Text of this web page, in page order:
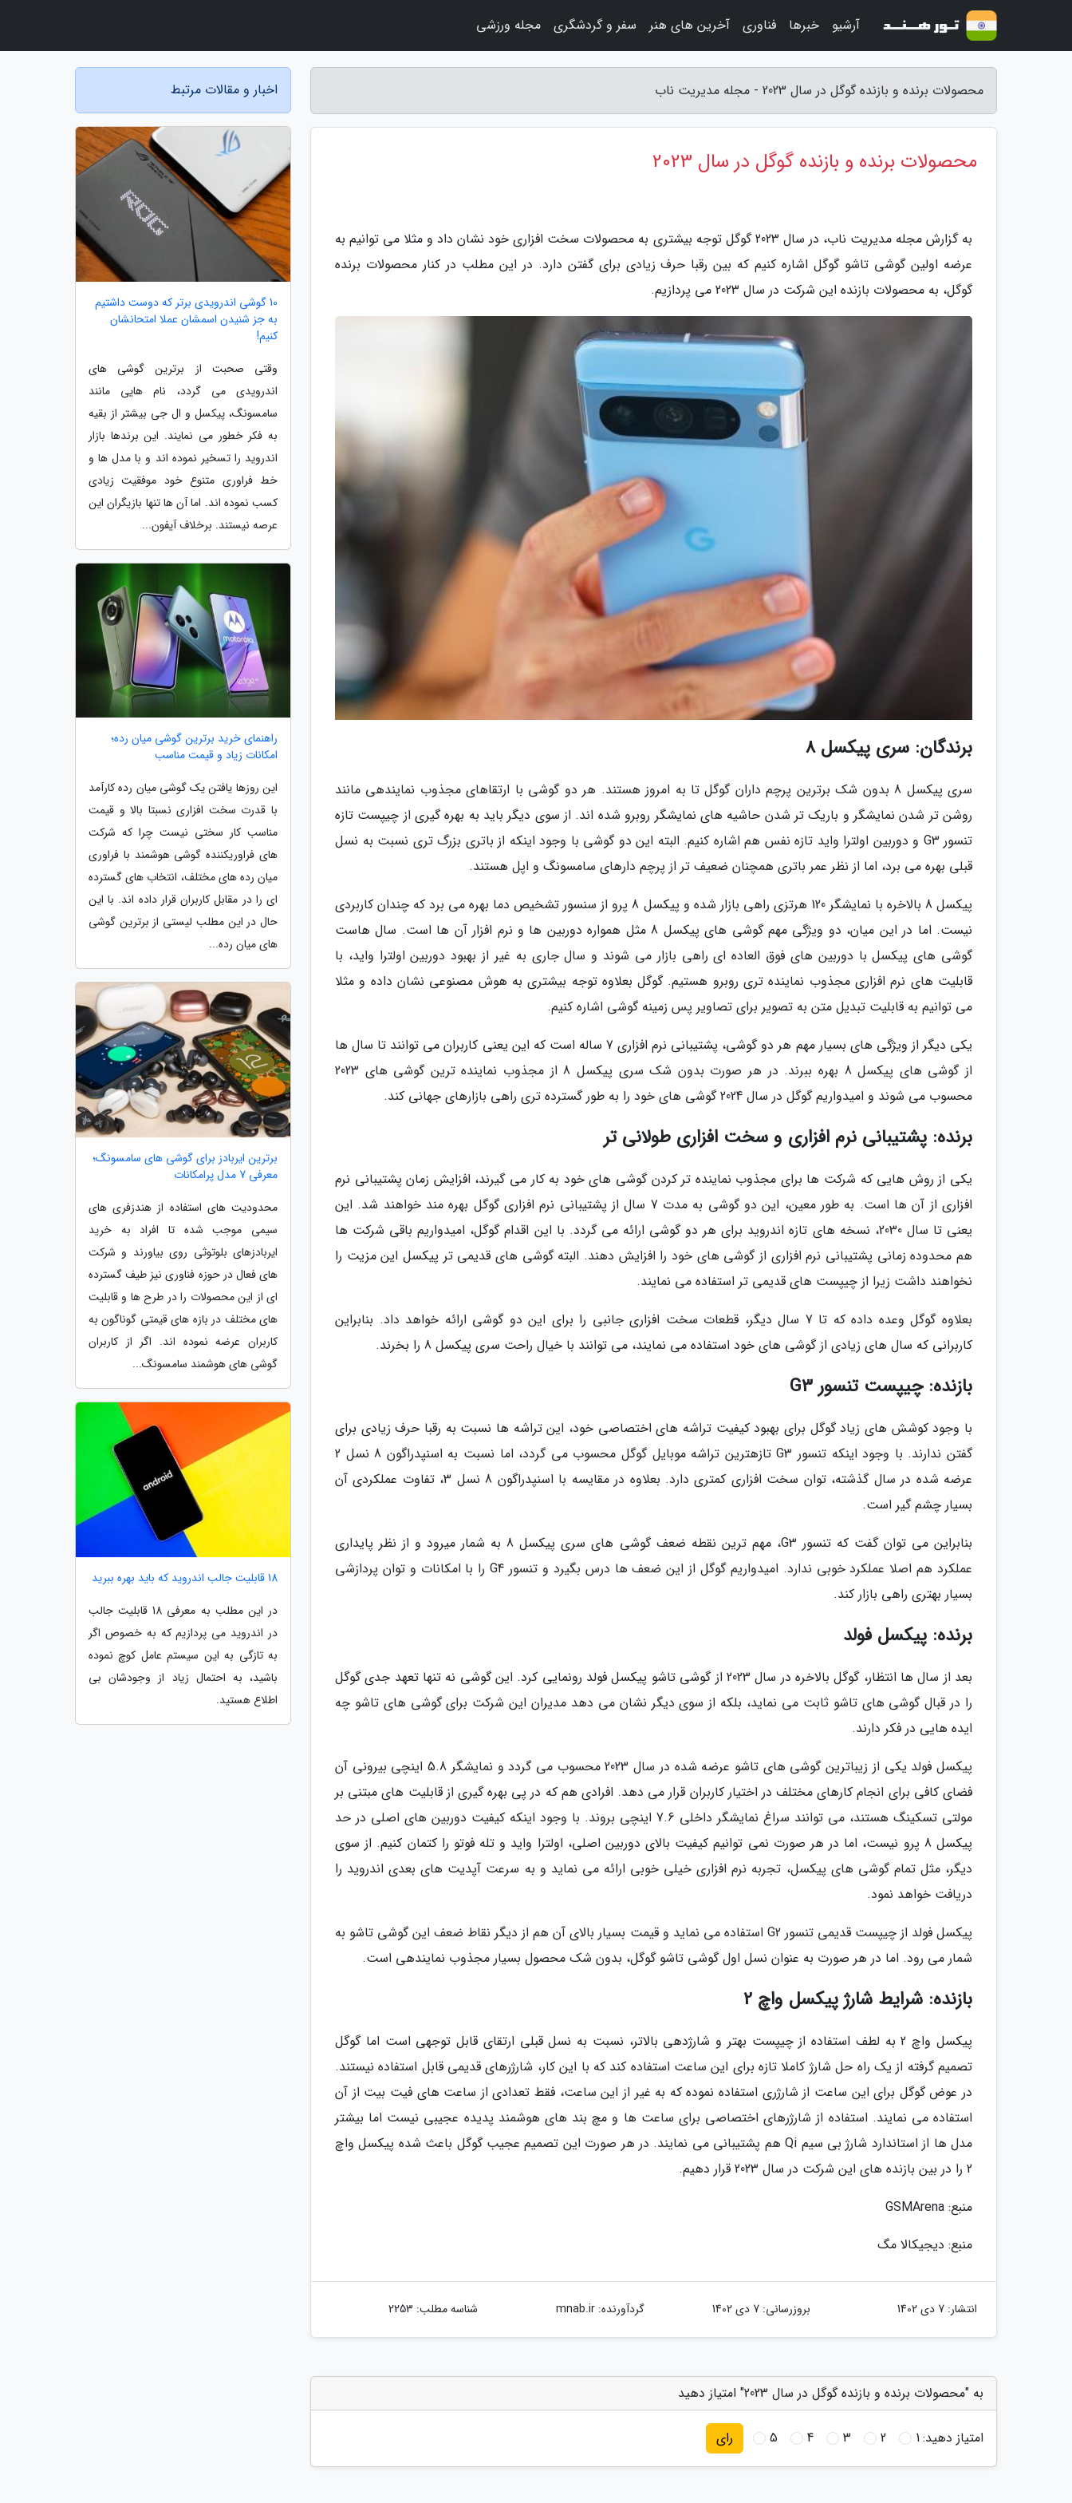
محصولات برنده و بازنده گوگل در سال 2023 - مجله مدیریت ناب
محصولات برنده و بازنده گوگل در سال 2023
به گزارش مجله مدیریت ناب، در سال 2023 گوگل توجه بیشتری به محصولات سخت افزاری خود نشان داد و مثلا می توانیم به
عرضه اولین گوشی تاشو گوگل اشاره کنیم که بین رقبا حرف زیادی برای گفتن دارد. در این مطلب در کنار محصولات برنده
گوگل، به محصولات بازنده این شرکت در سال 2023 می پردازیم.
برندگان: سری پیکسل 8
سری پیکسل 8 بدون شک برترین پرچم داران گوگل تا به امروز هستند. هر دو گوشی با ارتقاهای مجذوب نمایندهی مانند
روشن تر شدن نمایشگر و باریک تر شدن حاشیه های نمایشگر روبرو شده اند. از سوی دیگر باید به بهره گیری از چیپست تازه
تنسور G3 و دوربین اولترا واید تازه نفس هم اشاره کنیم. البته این دو گوشی با وجود اینکه از باتری بزرگ تری نسبت به نسل
قبلی بهره می برد، اما از نظر عمر باتری همچنان ضعیف تر از پرچم دارهای سامسونگ و اپل هستند.
پیکسل 8 بالاخره با نمایشگر 120 هرتزی راهی بازار شده و پیکسل 8 پرو از سنسور تشخیص دما بهره می برد که چندان کاربردی
نیست. اما در این میان، دو ویژگی مهم گوشی های پیکسل 8 مثل همواره دوربین ها و نرم افزار آن ها است. سال هاست
گوشی های پیکسل با دوربین های فوق العاده ای راهی بازار می شوند و سال جاری به غیر از بهبود دوربین اولترا واید، با
قابلیت های نرم افزاری مجذوب نماینده تری روبرو هستیم. گوگل بعلاوه توجه بیشتری به هوش مصنوعی نشان داده و مثلا
می توانیم به قابلیت تبدیل متن به تصویر برای تصاویر پس زمینه گوشی اشاره کنیم.
یکی دیگر از ویژگی های بسیار مهم هر دو گوشی، پشتیبانی نرم افزاری 7 ساله است که این یعنی کاربران می توانند تا سال ها
از گوشی های پیکسل 8 بهره ببرند. در هر صورت بدون شک سری پیکسل 8 از مجذوب نماینده ترین گوشی های 2023
محسوب می شوند و امیدواریم گوگل در سال 2024 گوشی های خود را به طور گسترده تری راهی بازارهای جهانی کند.
برنده: پشتیبانی نرم افزاری و سخت افزاری طولانی تر
یکی از روش هایی که شرکت ها برای مجذوب نماینده تر کردن گوشی های خود به کار می گیرند، افزایش زمان پشتیبانی نرم
افزاری از آن ها است. به طور معین، این دو گوشی به مدت 7 سال از پشتیبانی نرم افزاری گوگل بهره مند خواهند شد. این
یعنی تا سال 2030، نسخه های تازه اندروید برای هر دو گوشی ارائه می گردد. با این اقدام گوگل، امیدواریم باقی شرکت ها
هم محدوده زمانی پشتیبانی نرم افزاری از گوشی های خود را افزایش دهند. البته گوشی های قدیمی تر پیکسل این مزیت را
نخواهند داشت زیرا از چیپست های قدیمی تر استفاده می نمایند.
بعلاوه گوگل وعده داده که تا 7 سال دیگر، قطعات سخت افزاری جانبی را برای این دو گوشی ارائه خواهد داد. بنابراین
کاربرانی که سال های زیادی از گوشی های خود استفاده می نمایند، می توانند با خیال راحت سری پیکسل 8 را بخرند.
بازنده: چیپست تنسور G3
با وجود کوشش های زیاد گوگل برای بهبود کیفیت تراشه های اختصاصی خود، این تراشه ها نسبت به رقبا حرف زیادی برای
گفتن ندارند. با وجود اینکه تنسور G3 تازهترین تراشه موبایل گوگل محسوب می گردد، اما نسبت به اسنپدراگون 8 نسل 2
عرضه شده در سال گذشته، توان سخت افزاری کمتری دارد. بعلاوه در مقایسه با اسنپدراگون 8 نسل 3، تفاوت عملکردی آن
بسیار چشم گیر است.
بنابراین می توان گفت که تنسور G3، مهم ترین نقطه ضعف گوشی های سری پیکسل 8 به شمار میرود و از نظر پایداری
عملکرد هم اصلا عملکرد خوبی ندارد. امیدواریم گوگل از این ضعف ها درس بگیرد و تنسور G4 را با امکانات و توان پردازشی
بسیار بهتری راهی بازار کند.
برنده: پیکسل فولد
بعد از سال ها انتظار، گوگل بالاخره در سال 2023 از گوشی تاشو پیکسل فولد رونمایی کرد. این گوشی نه تنها تعهد جدی گوگل
را در قبال گوشی های تاشو ثابت می نماید، بلکه از سوی دیگر نشان می دهد مدیران این شرکت برای گوشی های تاشو چه
ایده هایی در فکر دارند.
پیکسل فولد یکی از زیباترین گوشی های تاشو عرضه شده در سال 2023 محسوب می گردد و نمایشگر 5.8 اینچی بیرونی آن
فضای کافی برای انجام کارهای مختلف در اختیار کاربران قرار می دهد. افرادی هم که در پی بهره گیری از قابلیت های مبتنی بر
مولتی تسکینگ هستند، می توانند سراغ نمایشگر داخلی 7.6 اینچی بروند. با وجود اینکه کیفیت دوربین های اصلی در حد
پیکسل 8 پرو نیست، اما در هر صورت نمی توانیم کیفیت بالای دوربین اصلی، اولترا واید و تله فوتو را کتمان کنیم. از سوی
دیگر، مثل تمام گوشی های پیکسل، تجربه نرم افزاری خیلی خوبی ارائه می نماید و به سرعت آپدیت های بعدی اندروید را
دریافت خواهد نمود.
پیکسل فولد از چیپست قدیمی تنسور G2 استفاده می نماید و قیمت بسیار بالای آن هم از دیگر نقاط ضعف این گوشی تاشو به
شمار می رود. اما در هر صورت به عنوان نسل اول گوشی تاشو گوگل، بدون شک محصول بسیار مجذوب نمایندهی است.
بازنده: شرایط شارژ پیکسل واچ 2
پیکسل واچ 2 به لطف استفاده از چیپست بهتر و شارژدهی بالاتر، نسبت به نسل قبلی ارتقای قابل توجهی است اما گوگل
تصمیم گرفته از یک راه حل شارژ کاملا تازه برای این ساعت استفاده کند که با این کار، شارژرهای قدیمی قابل استفاده نیستند.
در عوض گوگل برای این ساعت از شارژری استفاده نموده که به غیر از این ساعت، فقط تعدادی از ساعت های فیت بیت از آن
استفاده می نمایند. استفاده از شارژرهای اختصاصی برای ساعت ها و مچ بند های هوشمند پدیده عجیبی نیست اما بیشتر
مدل ها از استاندارد شارژ بی سیم Qi هم پشتیبانی می نمایند. در هر صورت این تصمیم عجیب گوگل باعث شده پیکسل واچ
2 را در بین بازنده های این شرکت در سال 2023 قرار دهیم.
منبع: GSMArena
منبع: دیجیکالا مگ
انتشار: 7 دی 1402 بروزرسانی: 7 دی 1402 گردآورنده:mnab.ir شناسه مطلب: 2253
به "محصولات برنده و بازنده گوگل در سال 2023" امتیاز دهید
امتیاز دهید:1
2
3
4
5 رای
اخبار و مقالات مرتبط
10 گوشی اندرویدی برتر که دوست داشتیم
به جز شنیدن اسمشان عملا امتحانشان
کنیم!
وقتی صحبت از برترین گوشی های
اندرویدی می گردد، نام هایی مانند
سامسونگ، پیکسل و ال جی بیشتر از بقیه
به فکر خطور می نمایند. این برندها بازار
اندروید را تسخیر نموده اند و با مدل ها و
خط فراوری متنوع خود موفقیت زیادی
کسب نموده اند. اما آن ها تنها بازیگران این
عرصه نیستند. برخلاف آیفون...
راهنمای خرید برترین گوشی میان رده؛
امکانات زیاد و قیمت مناسب
این روزها یافتن یک گوشی میان رده کارآمد
با قدرت سخت افزاری نسبتا بالا و قیمت
مناسب کار سختی نیست چرا که شرکت
های فراوریکننده گوشی هوشمند با فراوری
میان رده های مختلف، انتخاب های گسترده
ای را در مقابل کاربران قرار داده اند. با این
حال در این مطلب لیستی از برترین گوشی
های میان رده...
برترین ایربادز برای گوشی های سامسونگ؛
معرفی 7 مدل پرامکانات
محدودیت های استفاده از هندزفری های
سیمی موجب شده تا افراد به خرید
ایربادزهای بلوتوثی روی بیاورند و شرکت
های فعال در حوزه فناوری نیز طیف گسترده
ای از این محصولات را در طرح ها و قابلیت
های مختلف در بازه های قیمتی گوناگون به
کاربران عرضه نموده اند. اگر از کاربران
گوشی های هوشمند سامسونگ...
18 قابلیت جالب اندروید که باید بهره ببرید
در این مطلب به معرفی 18 قابلیت جالب
در اندروید می پردازیم که به خصوص اگر
به تازگی به این سیستم عامل کوچ نموده
باشید، به احتمال زیاد از وجودشان بی
اطلاع هستید.
آرشیو خبرها فناوری آخرین های هنر سفر و گردشگری مجله ورزشی